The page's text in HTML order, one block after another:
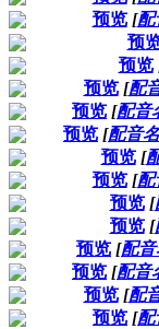
预览 [配
预
预览
预览 [配
预览 [配音
预览 [配音
预览 [
预览 [配
预览 [
预览 [
预览 [配
预览 [配音
预览 [配
预览 [配